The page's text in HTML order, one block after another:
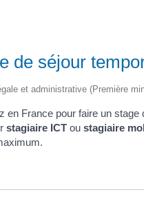
de séjour
et administrative (Première
en France pour faire un
stagiaire ICT ou stagiaire